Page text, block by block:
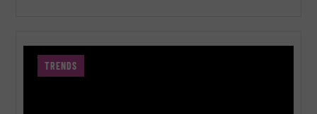
TRENDS